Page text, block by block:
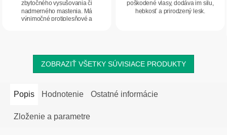
zbytočného vysušovania či
nadmerného mastenia. Má
výnimočné protiplesňové a
poškodené vlasy, dodáva im silu,
hebkosť a prirodzený lesk.
ZOBRAZIŤ VŠETKY SÚVISIACE PRODUKTY
Popis Hodnotenie Ostatné informácie
Zloženie a parametre